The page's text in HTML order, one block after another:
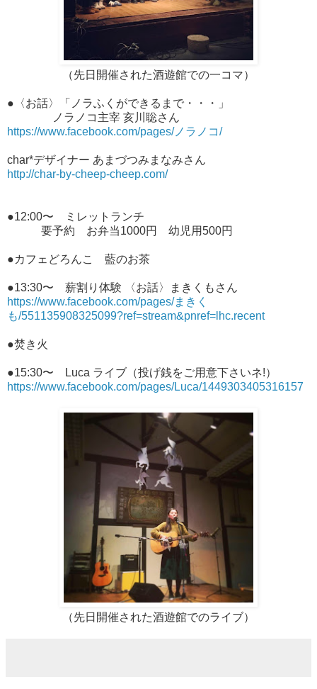
（先日開催された酒遊館での一コマ）
●〈お話〉「ノラふくができるまで・・・」
ノラノコ主宰 亥川聡さん
https://www.facebook.com/pages/ノラノコ/
char*デザイナー あまづつみまなみさん
http://char-by-cheep-cheep.com/
●12:00〜 ミレットランチ
要予約 お弁当1000円 幼児用500円
●カフェどろんこ 藍のお茶
●13:30〜 薪割り体験 〈お話〉まきくもさん
https://www.facebook.com/pages/まきく
も/551135908325099?ref=stream&pnref=lhc.recent
●焚き火
●15:30〜 Luca ライブ（投げ銭をご用意下さいネ!）
https://www.facebook.com/pages/Luca/1449303405316157
（先日開催された酒遊館でのライブ）